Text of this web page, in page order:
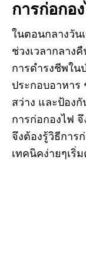
การก่อกอ
ในตอนกลางวัน
ช่วงเวลากลาง
การดำรงชีพใน
ประกอบอาหาร
สว่าง และป้อง
การก่อกองไฟ จึ
จึงต้องรู้วิธีการ
เทคนิคง่ายๆเริ่